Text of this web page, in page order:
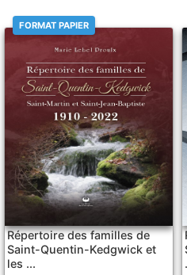
FORMAT PAPIER
Répertoire des familles de
Saint-Quentin-Kedgwick et
les ...